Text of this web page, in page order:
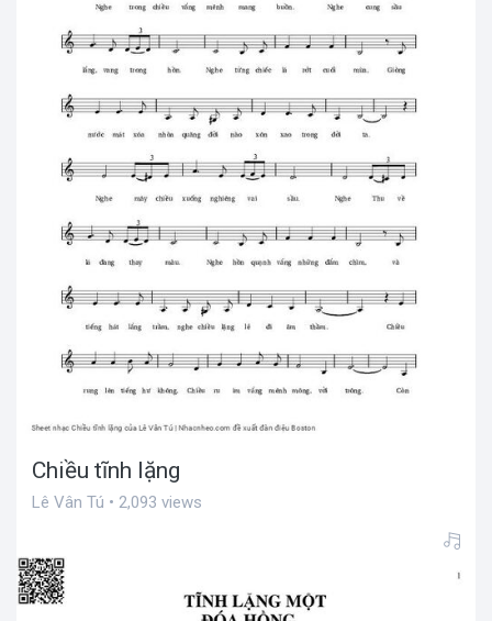
Chiều tĩnh lặng
Lê Vân Tú • 2,093 views